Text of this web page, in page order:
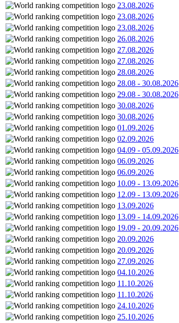
23.08.2026
23.08.2026
23.08.2026
26.08.2026
27.08.2026
27.08.2026
28.08.2026
28.08 - 30.08.2026
29.08 - 30.08.2026
30.08.2026
30.08.2026
01.09.2026
02.09.2026
04.09 - 05.09.2026
06.09.2026
06.09.2026
10.09 - 13.09.2026
12.09 - 13.09.2026
13.09.2026
13.09 - 14.09.2026
19.09 - 20.09.2026
20.09.2026
20.09.2026
27.09.2026
04.10.2026
11.10.2026
11.10.2026
24.10.2026
25.10.2026